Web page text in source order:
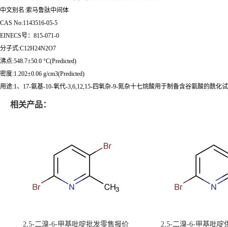
中文别名:索马鲁肽中间体
CAS No:1143516-05-5
EINECS号：815-071-0
分子式:C12H24N2O7
沸点:548.7±50.0 °C(Predicted)
密度:1.202±0.06 g/cm3(Predicted)
用途:1、17-氨基-10-氧代-3,6,12,15-四氧杂-9-氮杂十七烷酸用于制备含谷氨酸的酰化
相关产品：
2,5-二溴-6-甲基吡啶批发零售报价 2,5-二溴-6-甲基吡啶